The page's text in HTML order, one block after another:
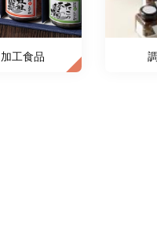
加工食品